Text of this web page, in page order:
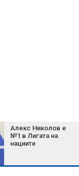
Алекс Николов е
№1 в Лигата на
нациите
Преображение
Господне: Какви са
празнува имен ден